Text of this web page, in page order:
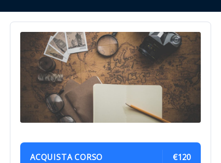
ACQUISTA CORSO €120